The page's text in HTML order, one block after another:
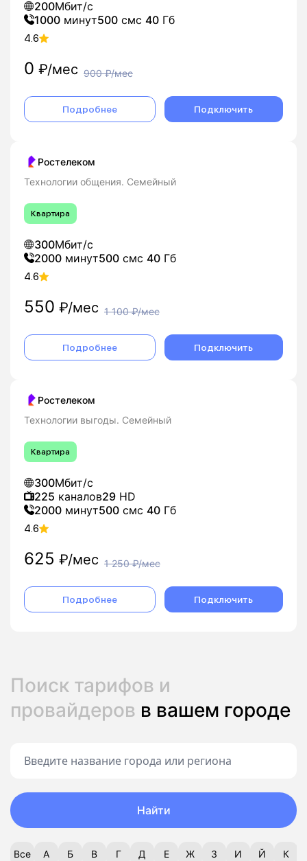
200Мбит/с
1000 минут500 смс 40 Гб
4.6
0 ₽/мес 900₽/мес
Подробнее Подключить
Ростелеком
Технологии общения. Семейный
Квартира
300Мбит/с
2000 минут500 смс 40 Гб
4.6
550 ₽/мес 1 100₽/мес
Подробнее Подключить
Ростелеком
Технологии выгоды. Семейный
Квартира
300Мбит/с
225 каналов29 HD
2000 минут500 смс 40 Гб
4.6
625 ₽/мес 1 250₽/мес
Подробнее Подключить
Поиск тарифов и
провайдеров в вашем городе
Найти
Все А Б В Г Д Е Ж З И Й К